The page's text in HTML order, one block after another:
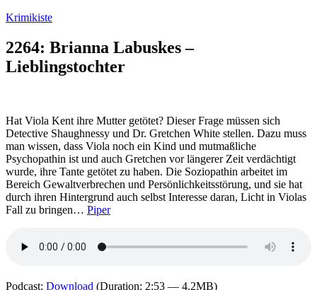
Zum
springen
Krimikiste
2264: Brianna Labuskes –
Lieblingstochter
Hat Viola Kent ihre Mutter getötet? Dieser Frage müssen sich
Detective Shaughnessy und Dr. Gretchen White stellen. Dazu muss
man wissen, dass Viola noch ein Kind und mutmaßliche
Psychopathin ist und auch Gretchen vor längerer Zeit verdächtigt
wurde, ihre Tante getötet zu haben. Die Soziopathin arbeitet im
Bereich Gewaltverbrechen und Persönlichkeitsstörung, und sie hat
durch ihren Hintergrund auch selbst Interesse daran, Licht in Violas
Fall zu bringen… Piper
Podcast: Download (Duration: 2:53 — 4.2MB)